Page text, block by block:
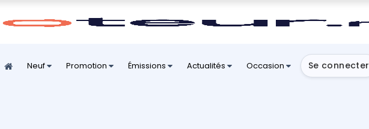
Neuf Promotion Émissions Actualités Occasion Se connecter